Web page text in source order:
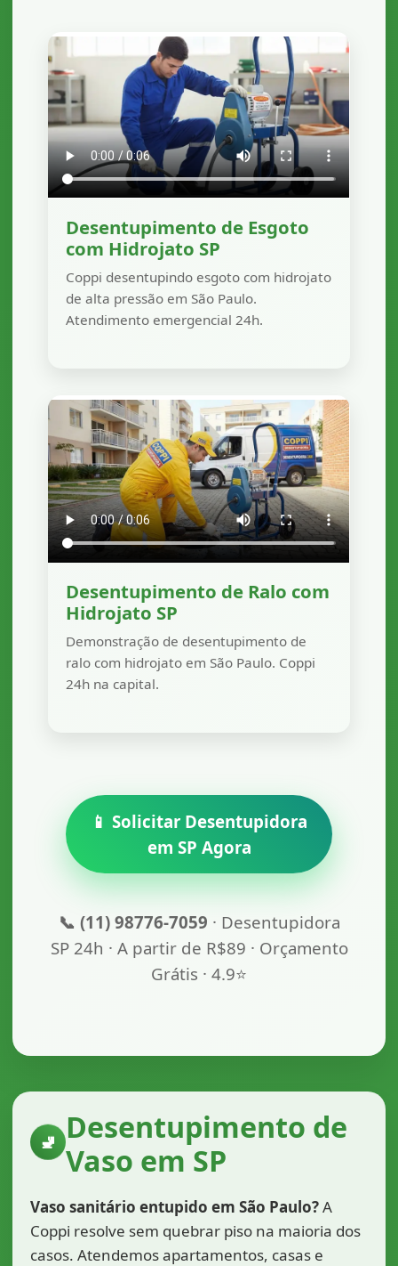
Desentupimento de Esgoto
com Hidrojato SP
Coppi desentupindo esgoto com hidrojato
de alta pressão em São Paulo.
Atendimento emergencial 24h.
Desentupimento de Ralo com
Hidrojato SP
Demonstração de desentupimento de
ralo com hidrojato em São Paulo. Coppi
24h na capital.
📱 Solicitar Desentupidora
em SP Agora
📞 (11) 98776-7059 · Desentupidora
SP 24h · A partir de R$89 · Orçamento
Grátis · 4.9⭐
🚽 Desentupimento de
Vaso em SP
Vaso sanitário entupido em São Paulo?A
Coppi resolve sem quebrar piso na maioria dos
casos. Atendemos apartamentos, casas e